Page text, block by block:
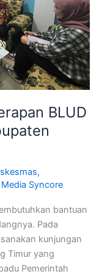
BLUD
,
Media Syncore
bantuan
Pada
kunjungan
Timur yang
Pemerintah